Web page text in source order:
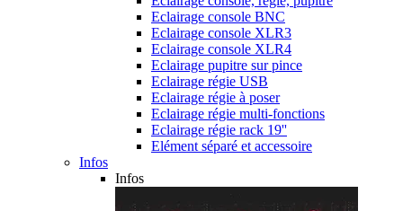
Eclairage console BNC
Eclairage console XLR3
Eclairage console XLR4
Eclairage pupitre sur pince
Eclairage régie USB
Eclairage régie à poser
Eclairage régie multi-fonctions
Eclairage régie rack 19''
Elément séparé et accessoire
Infos
Infos